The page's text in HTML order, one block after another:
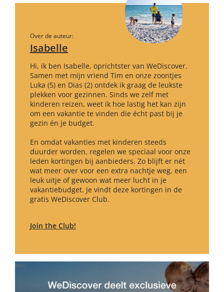
Over de auteur:
Isabelle
Hi, ik ben Isabelle, oprichtster van WeDiscover.
Samen met mijn vriend Tim en onze zoontjes
Luka (5) en Dias (2) ontdek ik graag de leukste
plekken voor gezinnen. Sinds we zelf met
kinderen reizen, weet ik hoe lastig het kan zijn
om een vakantie te vinden die écht past bij je
gezin én je budget.
En omdat vakanties met kinderen steeds
duurder worden, regelen we speciaal voor onze
leden kortingen bij aanbieders. Zo blijft er nét
wat meer over voor een extra nachtje weg, een
leuk uitje of gewoon wat meer lucht in je
vakantiebudget. Je vindt deze kortingen in de
gratis WeDiscover Club.
Join the Club!